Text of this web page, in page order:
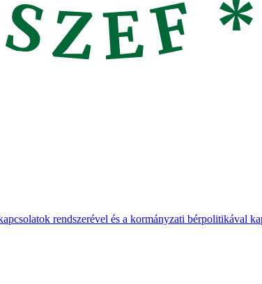
rendszerével és a kormányzati bérpolitikával